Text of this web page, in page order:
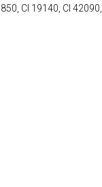
CI 19140, CI 42090,